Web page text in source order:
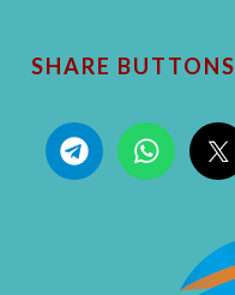
SHARE BUTTONS